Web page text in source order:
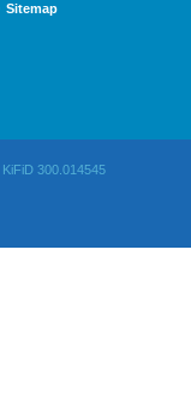
Sitemap
KiFiD 300.014545